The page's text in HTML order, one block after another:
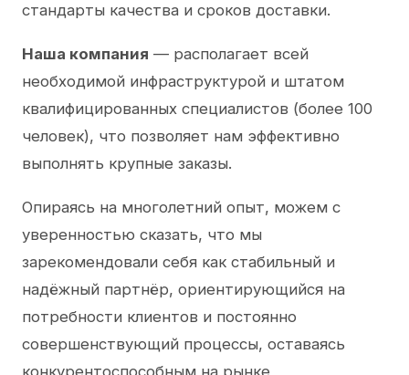
стандарты качества и сроков доставки.
Наша компания — располагает всей
необходимой инфраструктурой и штатом
квалифицированных специалистов (более 100
человек), что позволяет нам эффективно
выполнять крупные заказы.
Опираясь на многолетний опыт, можем с
уверенностью сказать, что мы
зарекомендовали себя как стабильный и
надёжный партнёр, ориентирующийся на
потребности клиентов и постоянно
совершенствующий процессы, оставаясь
конкурентоспособным на рынке